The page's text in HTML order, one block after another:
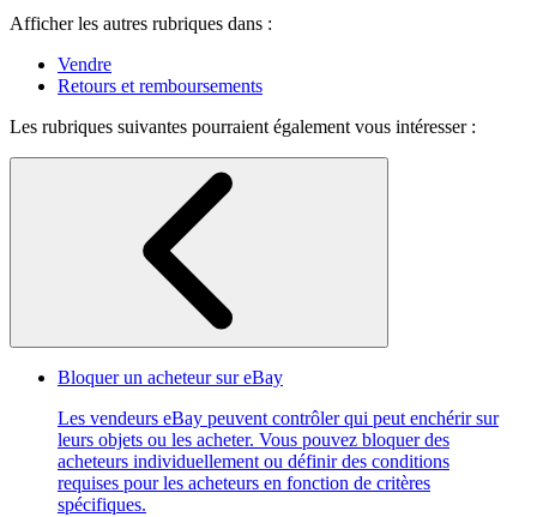
Afficher les autres rubriques dans :
Vendre
Retours et remboursements
Les rubriques suivantes pourraient également vous intéresser :
Bloquer un acheteur sur eBay
Les vendeurs eBay peuvent contrôler qui peut enchérir sur
leurs objets ou les acheter. Vous pouvez bloquer des
acheteurs individuellement ou définir des conditions
requises pour les acheteurs en fonction de critères
spécifiques.